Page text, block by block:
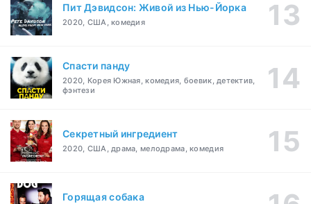
Пит Дэвидсон: Живой из Нью-Йорка
2020, США, комедия
Спасти панду
2020, Корея Южная, комедия, боевик, детектив,
фэнтези
Секретный ингредиент
2020, США, драма, мелодрама, комедия
Горящая собака